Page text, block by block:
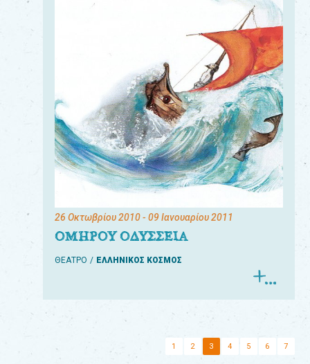
26 Οκτωβρίου 2010- 09 Ιανουαρίου 2011
ΟΜΗΡΟΥ ΟΔΥΣΣΕΙΑ
ΘΕΑΤΡΟ ΕΛΛΗΝΙΚΟΣ ΚΟΣΜΟΣ
1 2 3 4 5 6 7